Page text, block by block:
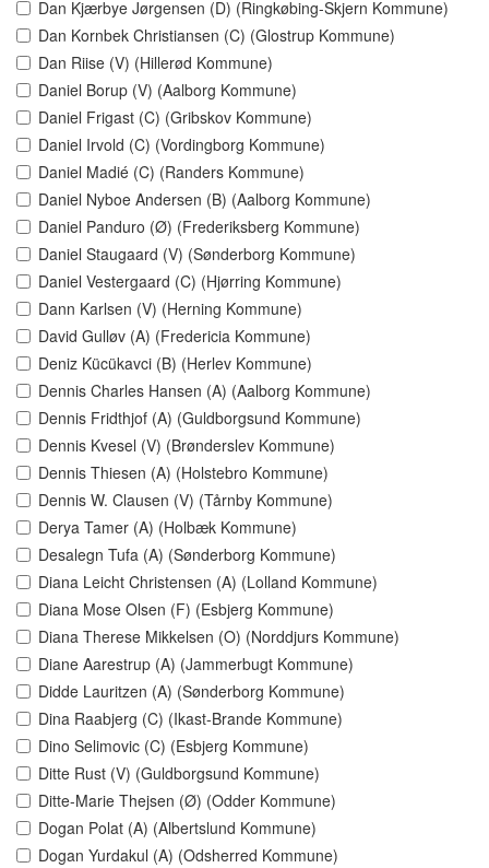
Dan Kjærbye Jørgensen (D) (Ringkøbing-Skjern Kommune)
Dan Kornbek Christiansen (C) (Glostrup Kommune)
Dan Riise (V) (Hillerød Kommune)
Daniel Borup (V) (Aalborg Kommune)
Daniel Frigast (C) (Gribskov Kommune)
Daniel Irvold (C) (Vordingborg Kommune)
Daniel Madié (C) (Randers Kommune)
Daniel Nyboe Andersen (B) (Aalborg Kommune)
Daniel Panduro (Ø) (Frederiksberg Kommune)
Daniel Staugaard (V) (Sønderborg Kommune)
Daniel Vestergaard (C) (Hjørring Kommune)
Dann Karlsen (V) (Herning Kommune)
David Gulløv (A) (Fredericia Kommune)
Deniz Kücükavci (B) (Herlev Kommune)
Dennis Charles Hansen (A) (Aalborg Kommune)
Dennis Fridthjof (A) (Guldborgsund Kommune)
Dennis Kvesel (V) (Brønderslev Kommune)
Dennis Thiesen (A) (Holstebro Kommune)
Dennis W. Clausen (V) (Tårnby Kommune)
Derya Tamer (A) (Holbæk Kommune)
Desalegn Tufa (A) (Sønderborg Kommune)
Diana Leicht Christensen (A) (Lolland Kommune)
Diana Mose Olsen (F) (Esbjerg Kommune)
Diana Therese Mikkelsen (O) (Norddjurs Kommune)
Diane Aarestrup (A) (Jammerbugt Kommune)
Didde Lauritzen (A) (Sønderborg Kommune)
Dina Raabjerg (C) (Ikast-Brande Kommune)
Dino Selimovic (C) (Esbjerg Kommune)
Ditte Rust (V) (Guldborgsund Kommune)
Ditte-Marie Thejsen (Ø) (Odder Kommune)
Dogan Polat (A) (Albertslund Kommune)
Dogan Yurdakul (A) (Odsherred Kommune)